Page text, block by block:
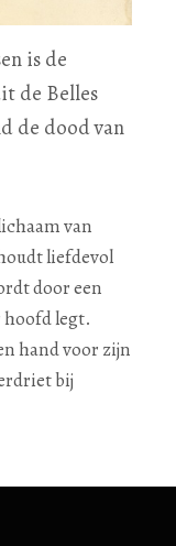
is de
de Belles
de dood van
van
liefdevol
door een
hoofd legt.
hand voor zijn
bij